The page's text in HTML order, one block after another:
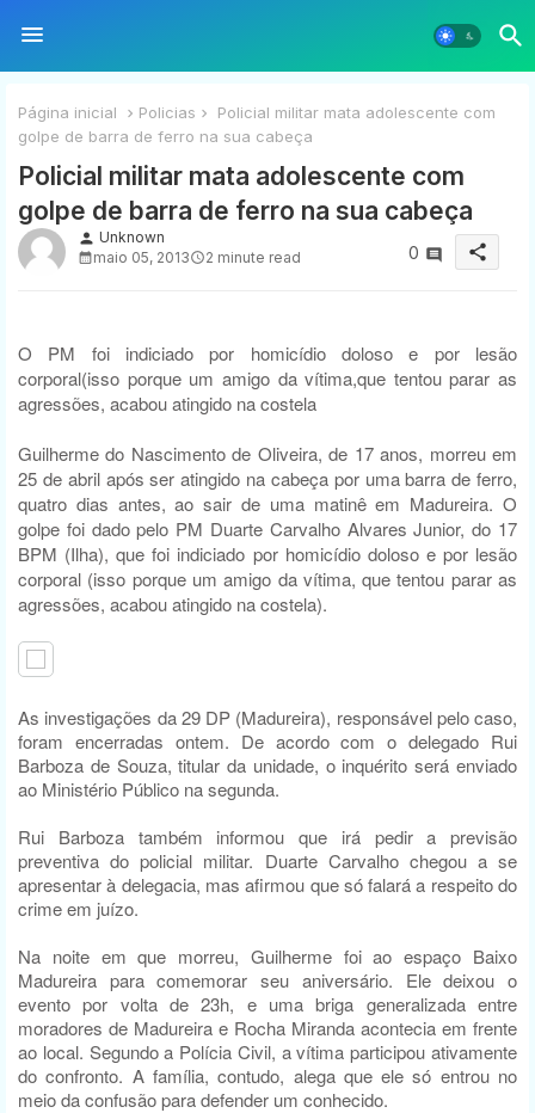
Página inicial Policias
Policial militar mata adolescente com
golpe de barra de ferro na sua cabeça
Policial militar mata adolescente com
golpe de barra de ferro na sua cabeça
person Unknown
maio 05, 2013
2 minute read 0 share
O PM foi indiciado por homicídio doloso e por lesão
corporal(isso porque um amigo da vítima,que tentou parar as
agressões, acabou atingido na costela
Guilherme do Nascimento de Oliveira, de 17 anos, morreu em
25 de abril após ser atingido na cabeça por uma barra de ferro,
quatro dias antes, ao sair de uma matinê em Madureira. O
golpe foi dado pelo PM Duarte Carvalho Alvares Junior, do 17
BPM (Ilha), que foi indiciado por homicídio doloso e por lesão
corporal (isso porque umamigo davítima, que tentou parar as
agressões, acabou atingido na costela).
As investigações da 29 DP (Madureira), responsável pelo caso,
foram encerradas ontem. De acordo com o delegado Rui
Barboza de Souza, titular da unidade, o inquérito será enviado
ao Ministério Público na segunda.
Rui Barboza também informou que irá pedir a previsão
preventiva do policial militar. Duarte Carvalho chegou a se
apresentar à delegacia, mas afirmou que só falará a respeito do
crime em juízo.
Na noite em que morreu, Guilherme foi ao espaço Baixo
Madureira para comemorar seu aniversário. Ele deixou o
evento por volta de 23h, e uma briga generalizada entre
moradores de Madureira e Rocha Miranda acontecia em frente
ao local. Segundo a Polícia Civil, a vítima participou ativamente
do confronto. A família, contudo, alega que ele só entrou no
meio da confusão para defender um conhecido.